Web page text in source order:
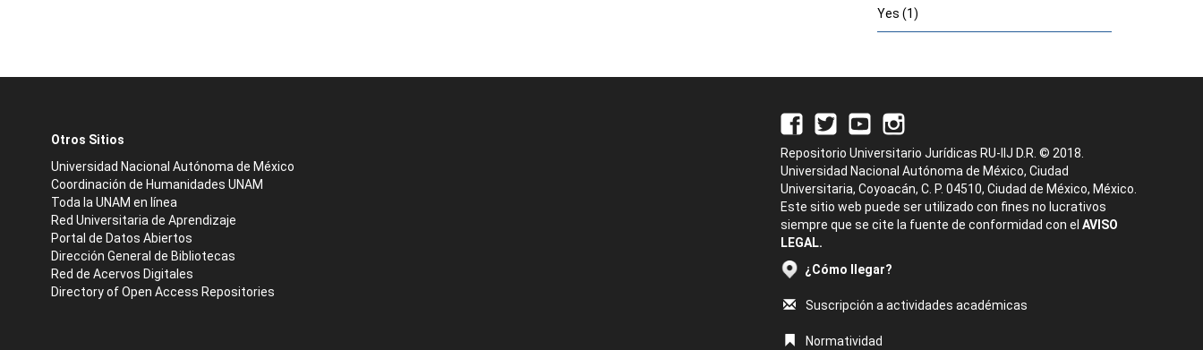
Yes (1)
Otros Sitios
Universidad Nacional Autónoma de México
Coordinación de Humanidades UNAM
Toda la UNAM en línea
Red Universitaria de Aprendizaje
Portal de Datos Abiertos
Dirección General de Bibliotecas
Red de Acervos Digitales
Directory of Open Access Repositories
Repositorio Universitario Jurídicas RU-IIJ D.R. © 2018.
Universidad Nacional Autónoma de México, Ciudad
Universitaria, Coyoacán, C. P. 04510, Ciudad de México, México.
Este sitio web puede ser utilizado con fines no lucrativos
siempre que se cite la fuente de conformidad con el AVISO
LEGAL.
¿Cómo llegar?
Suscripción a actividades académicas
Normatividad